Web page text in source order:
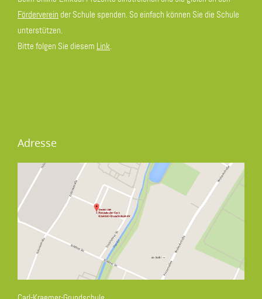
Förderverein der Schule spenden. So einfach können Sie die Schule
unterstützen.
Bitte folgen Sie diesem Link.
Adresse